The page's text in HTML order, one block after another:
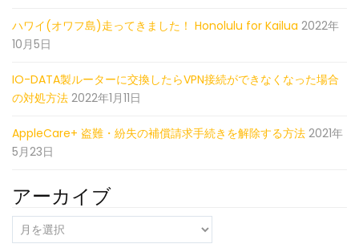
ハワイ(オワフ島)走ってきました！ Honolulu for Kailua 2022年
10月5日
IO-DATA製ルーターに交換したらVPN接続ができなくなった場合
の対処方法 2022年1月11日
AppleCare+ 盗難・紛失の補償請求手続きを解除する方法 2021年
5月23日
アーカイブ
ー